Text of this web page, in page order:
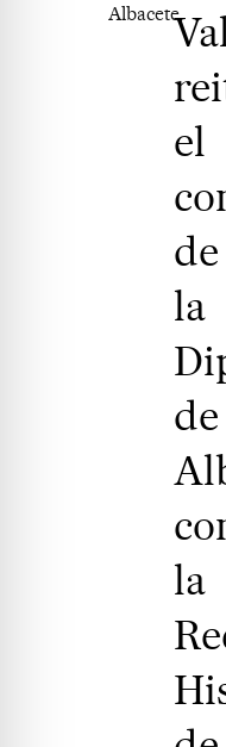
Albacete
el
de
la
de
la